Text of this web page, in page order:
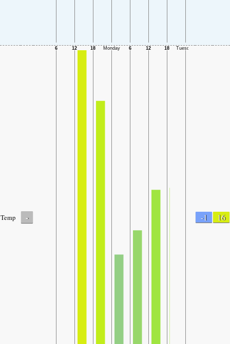
Temp - -1 16